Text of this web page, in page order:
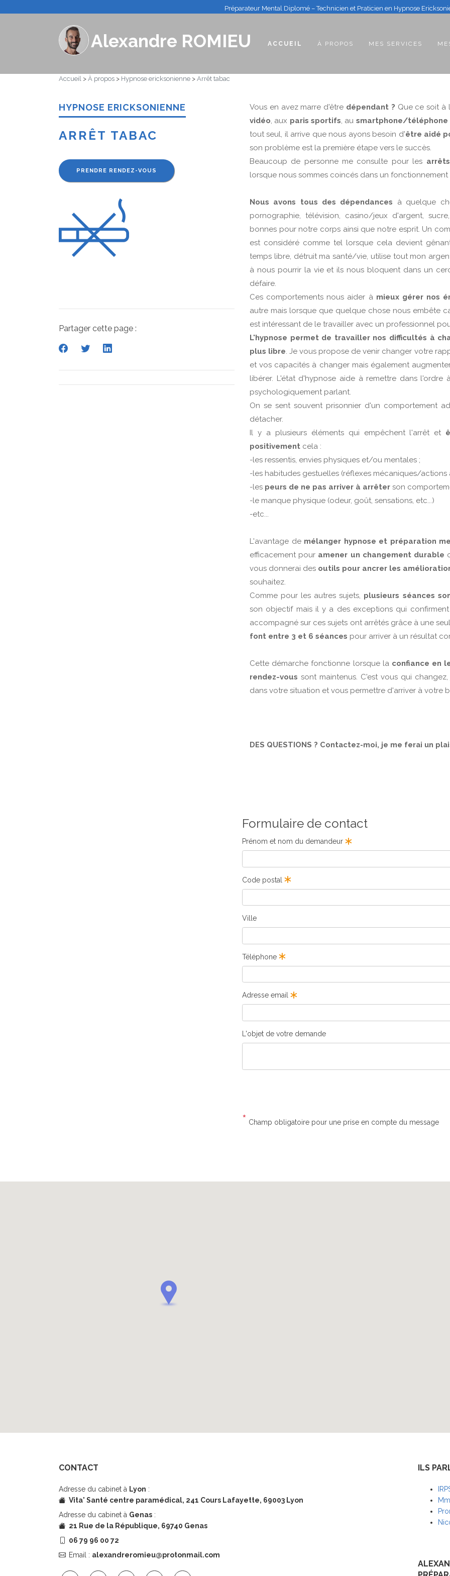
Préparateur Mental Diplomé – Technicien et Praticien en Hypnose
Alexandre ROMIEU ACCUEIL (CURRENT)
À PROPOS MES SERVICES
Accueil > À propos > Hypnose ericksonienne > Arrêt tabac
HYPNOSE ERICKSONIENNE
ARRÊT TABAC
PRENDRE RENDEZ-VOUS
Partager cette page :
Vous en avez marre d'être dépendant ? Que ce soit à
vidéo, aux paris sportifs, au smartphone/téléphone
tout seul, il arrive que nous ayons besoin d'être aidé
son problème est la première étape vers le succès.
Beaucoup de personne me consulte pour les
lorsque nous sommes coincés dans un fonctionnement
Nous avons tous des dépendances à quelque
pornographie, télévision, casino/jeux d'argent,
bonnes pour notre corps ainsi que notre esprit. Un
est considéré comme tel lorsque cela devient
temps libre, détruit ma santé/vie, utilise tout mon
à nous pourrir la vie et ils nous bloquent dans un
défaire.
Ces comportements nous aider à mieux gérer nos
autre mais lorsque que quelque chose nous embête
est intéressant de le travailler avec un professionnel
L'hypnose permet de travailler nos difficultés à
plus libre. Je vous propose de venir changer votre
et vos capacités à changer mais également
libérer. L'état d'hypnose aide à remettre dans
psychologiquement parlant.
On se sent souvent prisonnier d'un comportement
détacher.
Il y a plusieurs éléments qui empêchent l'arrêt et
positivement cela :
-les ressentis, envies physiques et/ou mentales ;
-les habitudes gestuelles (réflexes mécaniques/actions
-les peurs de ne pas arriver à arrêter son
-le manque physique (odeur, goût, sensations, etc...)
-etc...
L'avantage de mélanger hypnose et préparation
efficacement pour amener un changement durable
vous donnerai des outils pour ancrer les
souhaitez.
Comme pour les autres sujets, plusieurs séances
son objectif mais il y a des exceptions qui
accompagné sur ces sujets ont arrêtés grâce à une
font entre 3 et 6 séances pour arriver à un résultat
Cette démarche fonctionne lorsque la confiance en
rendez-vous sont maintenus. C'est vous qui
dans votre situation et vous permettre d'arriver à votre
DES QUESTIONS ? Contactez-moi, je me ferai un
Formulaire de contact
Prénom et nom du demandeur
Code postal
Ville
Téléphone
Adresse email
L'objet de votre demande
* Champ obligatoire pour une prise en compte du message
CONTACT
Adresse du cabinet à Lyon :
Vita' Santé centre paramédical, 241 Cours Lafayette, 69003 Lyon
Adresse du cabinet à Genas :
21 Rue de la République, 69740 Genas
06 79 96 00 72
Email : alexandreromieu@protonmail.com
ILS